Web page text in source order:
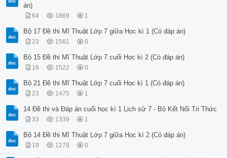
án)
64 1869 1
Bộ 17 Đề thi Mĩ Thuật Lớp 7 giữa Học kì 1 (Có đáp án)
23 1581 0
Bộ 15 Đề thi Mĩ Thuật Lớp 7 cuối Học kì 2 (Có đáp án)
16 1522 0
Bộ 21 Đề thi Mĩ Thuật Lớp 7 cuối Học kì 1 (Có đáp án)
23 1475 1
14 Đề thi và Đáp án cuối học kì 1 Lịch sử 7 - Bộ Kết Nối Tri Thức
33 1339 1
Bộ 14 Đề thi Mĩ Thuật Lớp 7 giữa Học kì 2 (Có đáp án)
19 1278 0